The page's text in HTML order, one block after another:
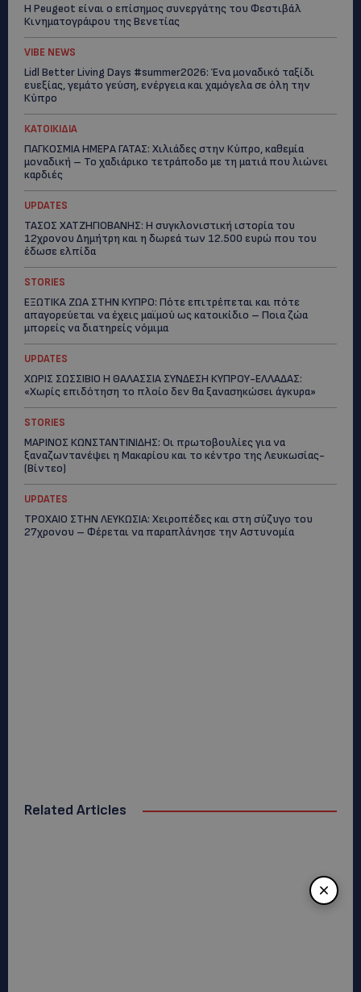
Η Peugeot είναι ο επίσημος συνεργάτης του Φεστιβάλ
Κινηματογράφου της Βενετίας
VIBE NEWS
Lidl Better Living Days #summer2026: Ένα μοναδικό ταξίδι
ευεξίας, γεμάτο γεύση, ενέργεια και χαμόγελα σε όλη την
Κύπρο
ΚΑΤΟΙΚΙΔΙΑ
ΠΑΓΚΟΣΜΙΑ ΗΜΕΡΑ ΓΑΤΑΣ: Χιλιάδες στην Κύπρο, καθεμία
μοναδική – Το χαδιάρικο τετράποδο με τη ματιά που λιώνει
καρδιές
UPDATES
ΤΑΣΟΣ ΧΑΤΖΗΓΙΟΒΑΝΗΣ: Η συγκλονιστική ιστορία του
12χρονου Δημήτρη και η δωρεά των 12.500 ευρώ που του
έδωσε ελπίδα
STORIES
ΕΞΩΤΙΚΑ ΖΩΑ ΣΤΗΝ ΚΥΠΡΟ: Πότε επιτρέπεται και πότε
απαγορεύεται να έχεις μαϊμού ως κατοικίδιο – Ποια ζώα
μπορείς να διατηρείς νόμιμα
UPDATES
ΧΩΡΙΣ ΣΩΣΣΙΒΙΟ Η ΘΑΛΑΣΣΙΑ ΣΥΝΔΕΣΗ ΚΥΠΡΟΥ-ΕΛΛΑΔΑΣ:
«Χωρίς επιδότηση το πλοίο δεν θα ξανασηκώσει άγκυρα»
STORIES
ΜΑΡΙΝΟΣ ΚΩΝΣΤΑΝΤΙΝΙΔΗΣ: Οι πρωτοβουλίες για να
ξαναζωντανέψει η Μακαρίου και το κέντρο της Λευκωσίας-
(Βίντεο)
UPDATES
ΤΡΟΧΑΙΟ ΣΤΗΝ ΛΕΥΚΩΣΙΑ: Χειροπέδες και στη σύζυγο του
27χρονου – Φέρεται να παραπλάνησε την Αστυνομία
Related Articles